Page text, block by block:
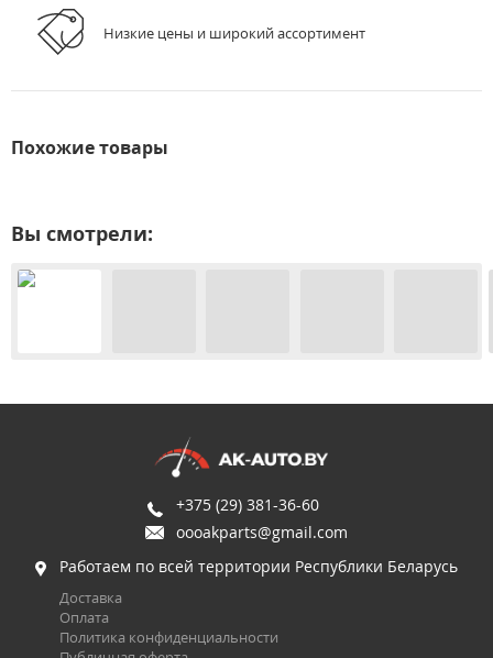
Низкие цены и широкий ассортимент
Похожие товары
Вы смотрели:
+375 (29) 381-36-60
oooakparts@gmail.com
Работаем по всей территории Республики Беларусь
Доставка
Оплата
Политика конфиденциальности